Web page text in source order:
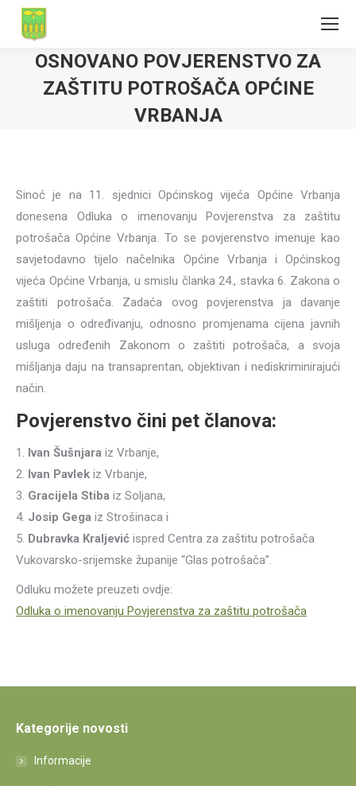
OSNOVANO POVJERENSTVO ZA
ZAŠTITU POTROŠAČA OPĆINE
VRBANJA
Sinoć je na 11. sjednici Općinskog vijeća Općine Vrbanja
donesena Odluka o imenovanju Povjerenstva za zaštitu
potrošača Općine Vrbanja. To se povjerenstvo imenuje kao
savjetodavno tijelo načelnika Općine Vrbanja i Općinskog
vijeća Općine Vrbanja, u smislu članka 24., stavka 6. Zakona o
zaštiti potrošača. Zadaća ovog povjerenstva ja davanje
mišljenja o određivanju, odnosno promjenama cijena javnih
usluga određenih Zakonom o zaštiti potrošača, a svoja
mišljanja daju na transaprentan, objektivan i nediskriminirajući
način.
Povjerenstvo čini pet članova:
1. Ivan Šušnjara iz Vrbanje,
2. Ivan Pavlek iz Vrbanje,
3. Gracijela Stiba iz Soljana,
4. Josip Gega iz Strošinaca i
5. Dubravka Kraljević ispred Centra za zaštitu potrošača
Vukovarsko-srijemske županije “Glas potrošača”.
Odluku možete preuzeti ovdje:
Odluka o imenovanju Povjerenstva za zaštitu potrošača
Kategorije novosti
Informacije